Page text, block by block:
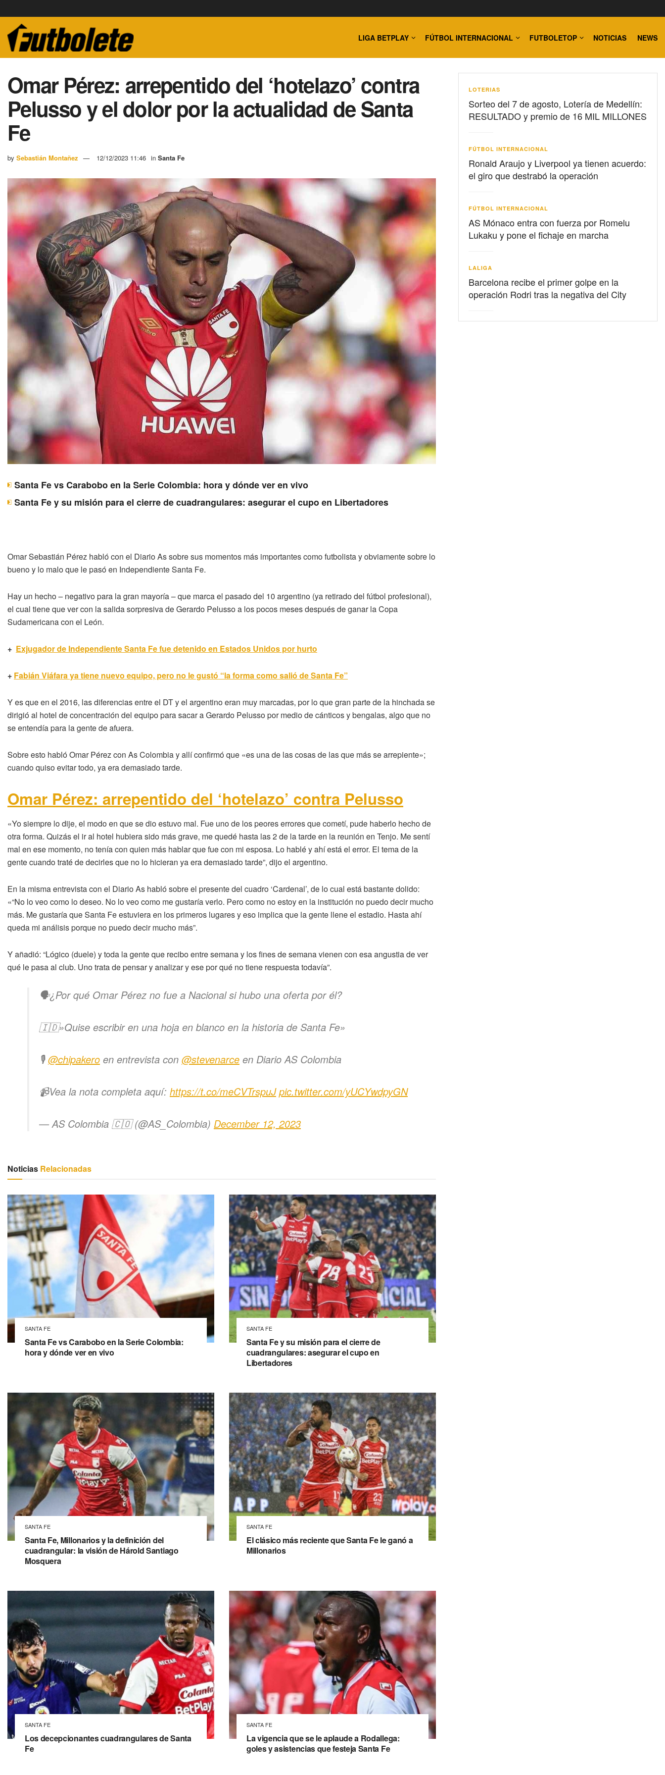
LIGA BETPLAY FÚTBOL INTERNACIONAL FUTBOLETOP NOTICIAS NEWS
Omar Pérez: arrepentido del ‘hotelazo’ contra
Pelusso y el dolor por la actualidad de Santa
Fe
by Sebastián Montañez 12/12/2023 11:46 in Santa Fe
Santa Fe vs Carabobo en la Serie Colombia: hora y dónde ver en vivo
Santa Fe y su misión para el cierre de cuadrangulares: asegurar el cupo en Libertadores
Omar Sebastián Pérez habló con el Diario As sobre sus momentos más importantes como futbolista y obviamente sobre lo
bueno y lo malo que le pasó en Independiente Santa Fe.
Hay un hecho – negativo para la gran mayoría – que marca el pasado del 10 argentino (ya retirado del fútbol profesional),
el cual tiene que ver con la salida sorpresiva de Gerardo Pelusso a los pocos meses después de ganar la Copa
Sudamericana con el León.
+ Exjugador de Independiente Santa Fe fue detenido en Estados Unidos por hurto
+ Fabián Viáfara ya tiene nuevo equipo, pero no le gustó “la forma como salió de Santa Fe”
Y es que en el 2016, las diferencias entre el DT y el argentino eran muy marcadas, por lo que gran parte de la hinchada se
dirigió al hotel de concentración del equipo para sacar a Gerardo Pelusso por medio de cánticos y bengalas, algo que no
se entendía para la gente de afuera.
Sobre esto habló Omar Pérez con As Colombia y allí confirmó que «es una de las cosas de las que más se arrepiente»;
cuando quiso evitar todo, ya era demasiado tarde.
Omar Pérez: arrepentido del ‘hotelazo’ contra Pelusso
«Yo siempre lo dije, el modo en que se dio estuvo mal. Fue uno de los peores errores que cometí, pude haberlo hecho de
otra forma. Quizás el ir al hotel hubiera sido más grave, me quedé hasta las 2 de la tarde en la reunión en Tenjo. Me sentí
mal en ese momento, no tenía con quien más hablar que fue con mi esposa. Lo hablé y ahí está el error. El tema de la
gente cuando traté de decirles que no lo hicieran ya era demasiado tarde”, dijo el argentino.
En la misma entrevista con el Diario As habló sobre el presente del cuadro ‘Cardenal’, de lo cual está bastante dolido:
«“No lo veo como lo deseo. No lo veo como me gustaría verlo. Pero como no estoy en la institución no puedo decir mucho
más. Me gustaría que Santa Fe estuviera en los primeros lugares y eso implica que la gente llene el estadio. Hasta ahí
queda mi análisis porque no puedo decir mucho más”.
Y añadió: “Lógico (duele) y toda la gente que recibo entre semana y los fines de semana vienen con esa angustia de ver
qué le pasa al club. Uno trata de pensar y analizar y ese por qué no tiene respuesta todavía”.
🗣️¿Por qué Omar Pérez no fue a Nacional si hubo una oferta por él?
🇮🇩»Quise escribir en una hoja en blanco en la historia de Santa Fe»
🎙️@chipakero en entrevista con @stevenarce en Diario AS Colombia
📹Vea la nota completa aquí: https://t.co/meCVTrspuJ pic.twitter.com/yUCYwdpyGN
— AS Colombia 🇨🇴 (@AS_Colombia) December 12, 2023
Noticias Relacionadas
SANTA FE
Santa Fe vs Carabobo en la Serie Colombia:
hora y dónde ver en vivo
SANTA FE
Santa Fe y su misión para el cierre de
cuadrangulares: asegurar el cupo en
Libertadores
SANTA FE
Santa Fe, Millonarios y la definición del
cuadrangular: la visión de Hárold Santiago
Mosquera
SANTA FE
El clásico más reciente que Santa Fe le ganó a
Millonarios
SANTA FE
Los decepcionantes cuadrangulares de Santa
Fe
SANTA FE
La vigencia que se le aplaude a Rodallega:
goles y asistencias que festeja Santa Fe
LOTERIAS
Sorteo del 7 de agosto, Lotería de Medellín:
RESULTADO y premio de 16 MIL MILLONES
FÚTBOL INTERNACIONAL
Ronald Araujo y Liverpool ya tienen acuerdo:
el giro que destrabó la operación
FÚTBOL INTERNACIONAL
AS Mónaco entra con fuerza por Romelu
Lukaku y pone el fichaje en marcha
LALIGA
Barcelona recibe el primer golpe en la
operación Rodri tras la negativa del City